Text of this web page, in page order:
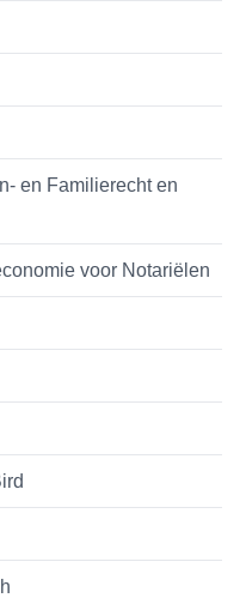
en Familierecht en
voor Notariëlen